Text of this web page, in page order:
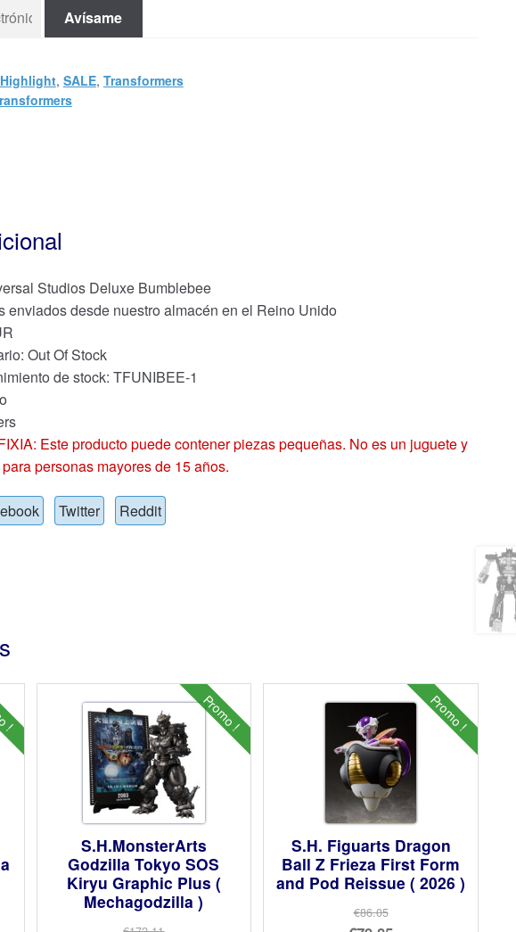
Avísame
Highlight, SALE, Transformers
Studios Deluxe Bumblebee
enviados desde nuestro almacén en el Reino Unido
Out Of Stock
de stock: TFUNIBEE-1
Este producto puede contener piezas pequeñas. No es un juguete y
personas mayores de 15 años.
Twitter Reddit
! Promo !
S.H.MonsterArts
Godzilla Tokyo SOS
Kiryu Graphic Plus (
Mechagodzilla )
Promo !
S.H. Figuarts Dragon
Ball Z Frieza First Form
and Pod Reissue ( 2026 )
€86.05